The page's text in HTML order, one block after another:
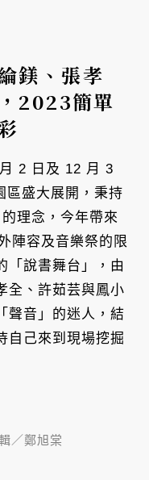
鎂、張孝
2023簡單
2 日及 12 月 3
區盛大展開，秉持
理念，今年帶來
陣容及音樂祭的限
「說書舞台」，由
全、許茹芸與鳳小
聲音」的迷人，結
自己來到現場挖掘
／鄭旭棠